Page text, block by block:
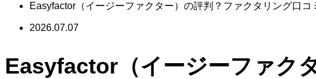
Easyfactor（イージーファクター）の評判？ファクタリング口コ
2026.07.07
Easyfactor（イージーファク